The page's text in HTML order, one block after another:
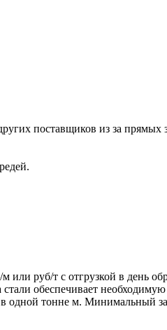
поставщиков из за прямых
руб/т с отгрузкой в день
необходимую
в одной тонне м. Минимальный